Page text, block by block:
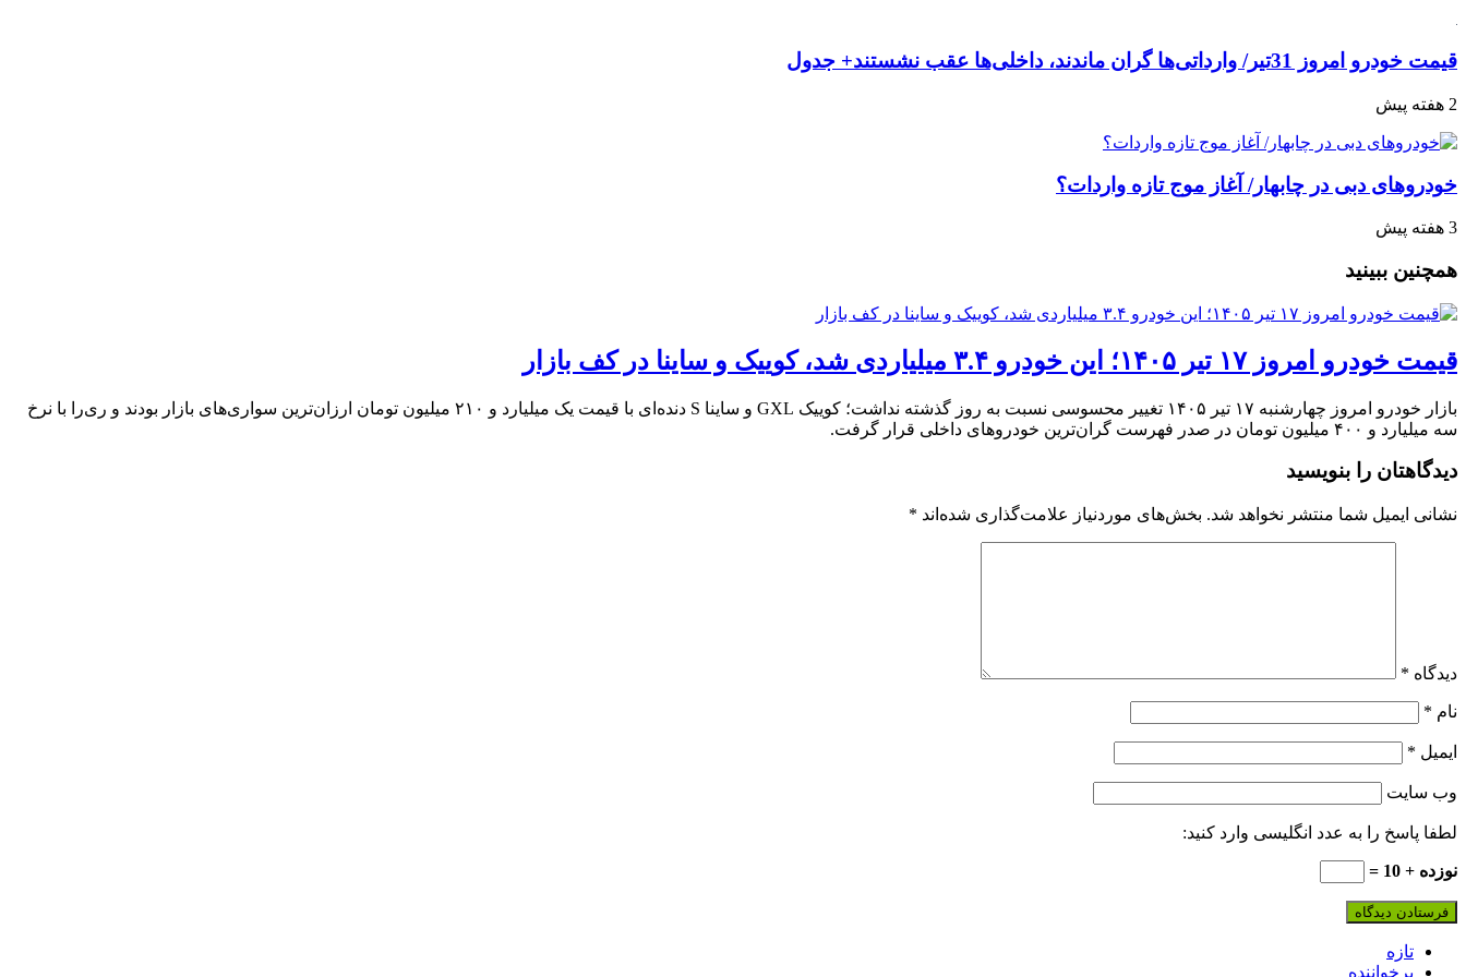
قیمت خودرو امروز 31تیر/ وارداتی‌ها گران ماندند، داخلی‌ها عقب نشستند+ جدول
2 هفته پیش
خودروهای دبی در چابهار/ آغاز موج تازه واردات؟
3 هفته پیش
همچنین ببینید
قیمت خودرو امروز ۱۷ تیر ۱۴۰۵؛ این خودرو ۳.۴ میلیاردی شد، کوییک و ساینا در کف بازار
بازار خودرو امروز چهارشنبه ۱۷ تیر ۱۴۰۵ تغییر محسوسی نسبت به روز گذشته نداشت؛ کوییک GXL و ساینا S دنده‌ای با قیمت یک میلیارد و ۲۱۰ میلیون تومان ارزان‌ترین سواری‌های بازار بودند و ری‌را با نرخ
سه میلیارد و ۴۰۰ میلیون تومان در صدر فهرست گران‌ترین خودروهای داخلی قرار گرفت.
دیدگاهتان را بنویسید
نشانی ایمیل شما منتشر نخواهد شد. بخش‌های موردنیاز علامت‌گذاری شده‌اند *
دیدگاه *
نام *
ایمیل *
وب‌ سایت
لطفا پاسخ را به عدد انگلیسی وارد کنید:
نوزده + 10 =
تازه
پرخواننده